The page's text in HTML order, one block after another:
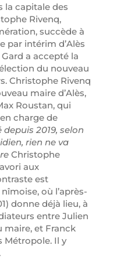
la capitale des
Rivenq,
succède à
par intérim d’Alès
a accepté la
du nouveau
Christophe Rivenq
maire d’Alès,
Roustan, qui
charge de
depuis 2019, selon
rien ne va
Christophe
aux
est
où l’après-
donne déjà lieu, à
entre Julien
maire, et Franck
Métropole. Il y